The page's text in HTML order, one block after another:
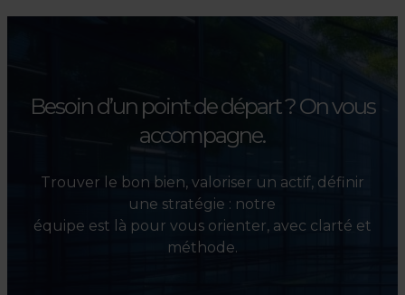
l’évaluation et la valorisation
Besoin d’un point de départ ?On vous
accompagne.
Trouver le bon bien, valoriser un actif, définir
une stratégie : notre
équipe est là pour vous orienter, avec clarté et
méthode.